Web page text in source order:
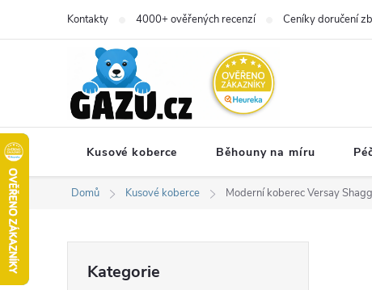
Kontakty 4000+ ověřených recenzí Ceníky doručení
Kusové koberce Běhouny na míru
Domů Kusové koberce Moderní koberec Versay
kategorie
Kategorie